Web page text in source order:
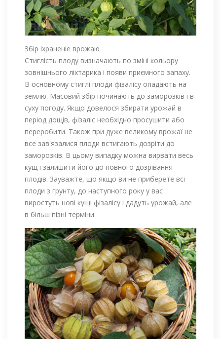
Збір іхраненіе врожаю
Стиглість плоду визначають по зміні кольору
зовнішнього ліхтарика і появи приємного запаху.
В основному стиглі плоди фізалісу опадають на
землю. Масовий збір починають до заморозків і в
суху погоду. Якщо довелося збирати урожай в
період дощів, фізаліс необхідно просушити або
переробити. Також при дуже великому врожаї не
все зав'язалися плоди встигають дозріти до
заморозків. В цьому випадку можна вирвати весь
кущ і залишити його до повного дозрівання
плодів. Зауважте, що якщо ви не приберете всі
плоди з грунту, до наступного року у вас
виростуть нові кущі фізалісу і дадуть урожай, але
в більш пізні терміни.